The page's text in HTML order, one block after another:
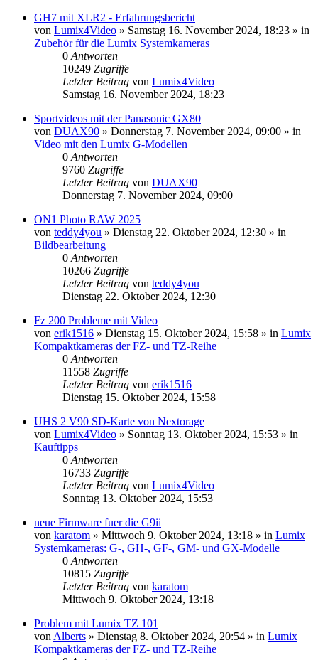
GH7 mit XLR2 - Erfahrungsbericht
von Lumix4Video » Samstag 16. November 2024, 18:23 » in
Zubehör für die Lumix Systemkameras
0 Antworten
10249 Zugriffe
Letzter Beitrag von Lumix4Video
Samstag 16. November 2024, 18:23
Sportvideos mit der Panasonic GX80
von DUAX90 » Donnerstag 7. November 2024, 09:00 » in
Video mit den Lumix G-Modellen
0 Antworten
9760 Zugriffe
Letzter Beitrag von DUAX90
Donnerstag 7. November 2024, 09:00
ON1 Photo RAW 2025
von teddy4you » Dienstag 22. Oktober 2024, 12:30 » in
Bildbearbeitung
0 Antworten
10266 Zugriffe
Letzter Beitrag von teddy4you
Dienstag 22. Oktober 2024, 12:30
Fz 200 Probleme mit Video
von erik1516 » Dienstag 15. Oktober 2024, 15:58 » in Lumix
Kompaktkameras der FZ- und TZ-Reihe
0 Antworten
11558 Zugriffe
Letzter Beitrag von erik1516
Dienstag 15. Oktober 2024, 15:58
UHS 2 V90 SD-Karte von Nextorage
von Lumix4Video » Sonntag 13. Oktober 2024, 15:53 » in
Kauftipps
0 Antworten
16733 Zugriffe
Letzter Beitrag von Lumix4Video
Sonntag 13. Oktober 2024, 15:53
neue Firmware fuer die G9ii
von karatom » Mittwoch 9. Oktober 2024, 13:18 » in Lumix
Systemkameras: G-, GH-, GF-, GM- und GX-Modelle
0 Antworten
10815 Zugriffe
Letzter Beitrag von karatom
Mittwoch 9. Oktober 2024, 13:18
Problem mit Lumix TZ 101
von Alberts » Dienstag 8. Oktober 2024, 20:54 » in Lumix
Kompaktkameras der FZ- und TZ-Reihe